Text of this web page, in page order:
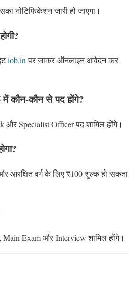
नोटिफिकेशन जारी हो जाएगा।
iob.inपर जाकर ऑनलाइन आवेदन कर
कौन-कौन से पद होंगे?
और Specialist Officer पद शामिल होंगे।
आरक्षित वर्ग के लिए ₹100 शुल्क हो सकता
Main Exam और Interview शामिल होंगे।